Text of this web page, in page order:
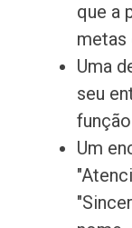
que a
metas
Uma
seu
função
Um